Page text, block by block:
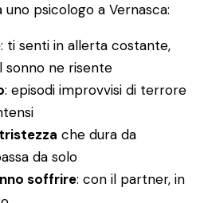
psicologo a Vernasca:
: ti senti in allerta costante,
sonno ne risente
: episodi improvvisi di terrore
che dura da
da solo
soffrire: con il partner, in